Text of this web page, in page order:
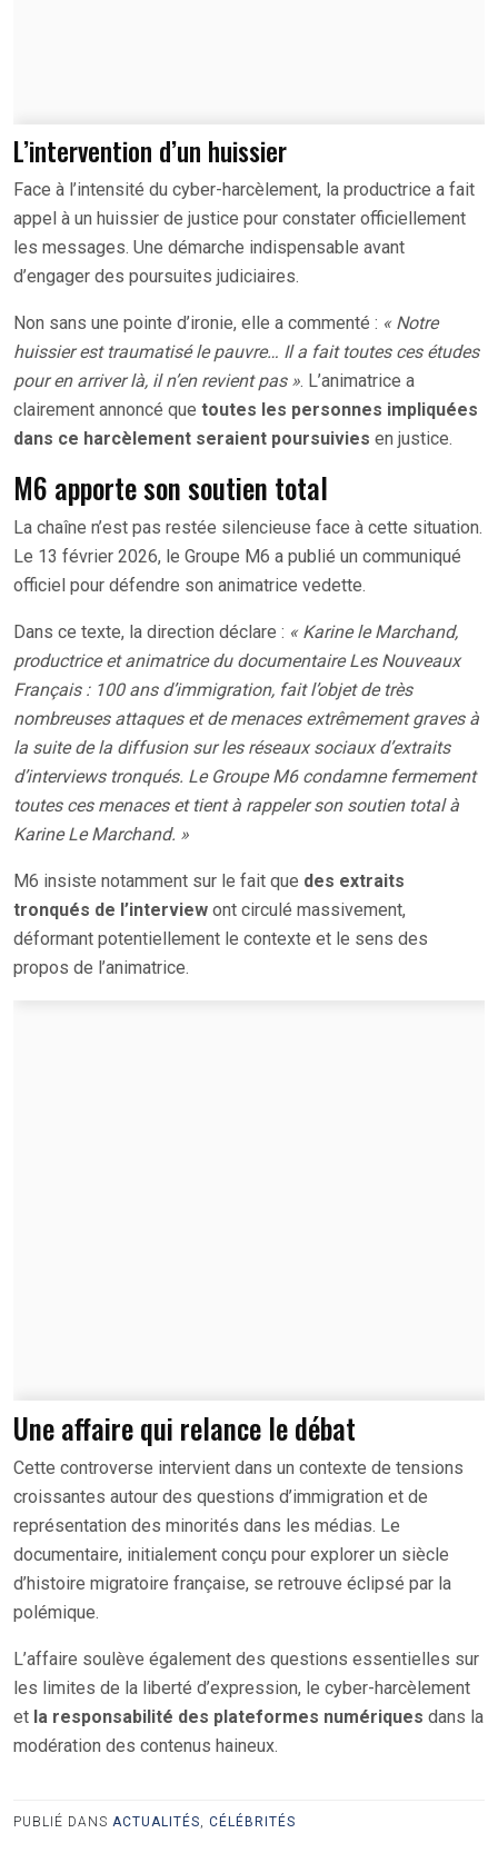
L’intervention d’un huissier
Face à l’intensité du cyber-harcèlement, la productrice a fait
appel à un huissier de justice pour constater officiellement
les messages. Une démarche indispensable avant
d’engager des poursuites judiciaires.
Non sans une pointe d’ironie, elle a commenté : « Notre
huissier est traumatisé le pauvre… Il a fait toutes ces études
pour en arriver là, il n’en revient pas ». L’animatrice a
clairement annoncé que toutes les personnes impliquées
dans ce harcèlement seraient poursuivies en justice.
M6 apporte son soutien total
La chaîne n’est pas restée silencieuse face à cette situation.
Le 13 février 2026, le Groupe M6 a publié un communiqué
officiel pour défendre son animatrice vedette.
Dans ce texte, la direction déclare : « Karine le Marchand,
productrice et animatrice du documentaire Les Nouveaux
Français : 100 ans d’immigration, fait l’objet de très
nombreuses attaques et de menaces extrêmement graves à
la suite de la diffusion sur les réseaux sociaux d’extraits
d’interviews tronqués. Le Groupe M6 condamne fermement
toutes ces menaces et tient à rappeler son soutien total à
Karine Le Marchand. »
M6 insiste notamment sur le fait que des extraits
tronqués de l’interview ont circulé massivement,
déformant potentiellement le contexte et le sens des
propos de l’animatrice.
Une affaire qui relance le débat
Cette controverse intervient dans un contexte de tensions
croissantes autour des questions d’immigration et de
représentation des minorités dans les médias. Le
documentaire, initialement conçu pour explorer un siècle
d’histoire migratoire française, se retrouve éclipsé par la
polémique.
L’affaire soulève également des questions essentielles sur
les limites de la liberté d’expression, le cyber-harcèlement
et la responsabilité des plateformes numériques dans la
modération des contenus haineux.
PUBLIÉ DANS ACTUALITÉS, CÉLÉBRITÉS